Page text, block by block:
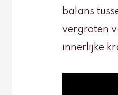
balans
vergroten
innerlijke